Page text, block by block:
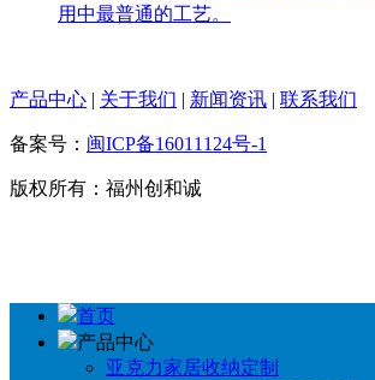
用中最普通的工艺。
产品中心 | 关于我们 | 新闻资讯 | 联系我们
备案号： 闽ICP备16011124号-1
版权所有：福州创和诚
首页
产品中心
亚克力家居收纳定制